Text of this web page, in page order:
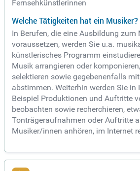
Fernsehkünstlerinnen
Welche Tätigkeiten hat ein Musiker?
In Berufen, die eine Ausbildung zum
voraussetzen, werden Sie u.a.
künstlerisches Programm
Musik arrangieren oder
selektieren sowie gegebenenfalls
abstimmen. Weiterhin werden Sie in
Beispiel Produktionen und Auftritte
beobachten sowie recherchieren,
Tonträgeraufnahmen oder Auftritte
Musiker/innen anhören, im Internet